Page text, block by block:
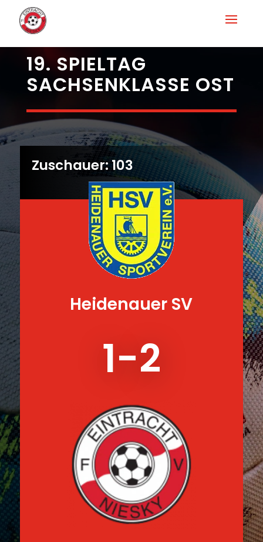
19. SPIELTAG
SACHSENKLASSE OST
Zuschauer: 103
Heidenauer SV
1-2